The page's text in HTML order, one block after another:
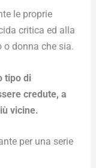
le proprie
critica ed alla
o donna che sia.
tipo di
credute, a
vicine.
per una serie